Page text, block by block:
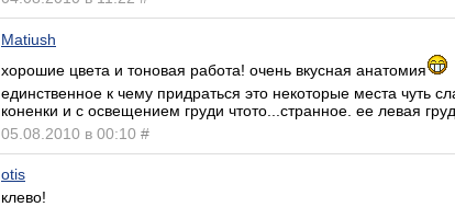
Matiush
хорошие цвета и тоновая работа! очень вкусная анатомия
единственное к чему придраться это некоторые места чуть
коненки и с освещением груди чтото...странное. ее левая
05.08.2010 в 00:10 #
otis
клево!